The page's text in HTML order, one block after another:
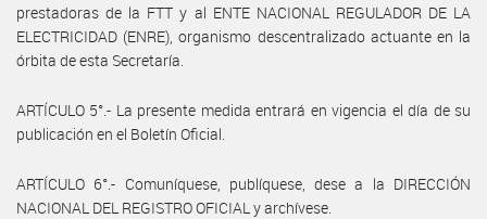
prestadoras de la FTT y al ENTE NACIONAL REGULADOR DE LA
ELECTRICIDAD (ENRE), organismo descentralizado actuante en la
órbita de esta Secretaría.
ARTÍCULO 5°.- La presente medida entrará en vigencia el día de su
publicación en el Boletín Oficial.
ARTÍCULO 6°.- Comuníquese, publíquese, dese a la DIRECCIÓN
NACIONAL DEL REGISTRO OFICIAL y archívese.